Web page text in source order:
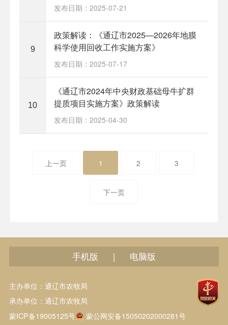
发布日期：2025-07-21
9
政策解读：《通辽市2025—2026年地膜
科学使用回收工作实施方案》
发布日期：2025-07-17
10
《通辽市2024年中央财政基础母牛扩群
提质项目实施方案》政策解读
发布日期：2025-04-30
上一页 1 2 3
下一页
手机版 | 电脑版
主办单位：通辽市农牧局
承办单位：通辽市农牧局
蒙ICP备19005125号
蒙公网安备15050202000281号